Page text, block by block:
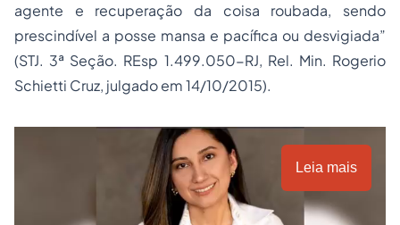
agente e recuperação da coisa roubada, sendo
prescindível a posse mansa e pacífica ou desvigiada”
(STJ. 3ª Seção. REsp 1.499.050-RJ, Rel. Min. Rogerio
Schietti Cruz, julgado em 14/10/2015).
Leia mais